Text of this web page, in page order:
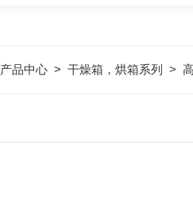
产品中心> 干燥箱，烘箱系列 >